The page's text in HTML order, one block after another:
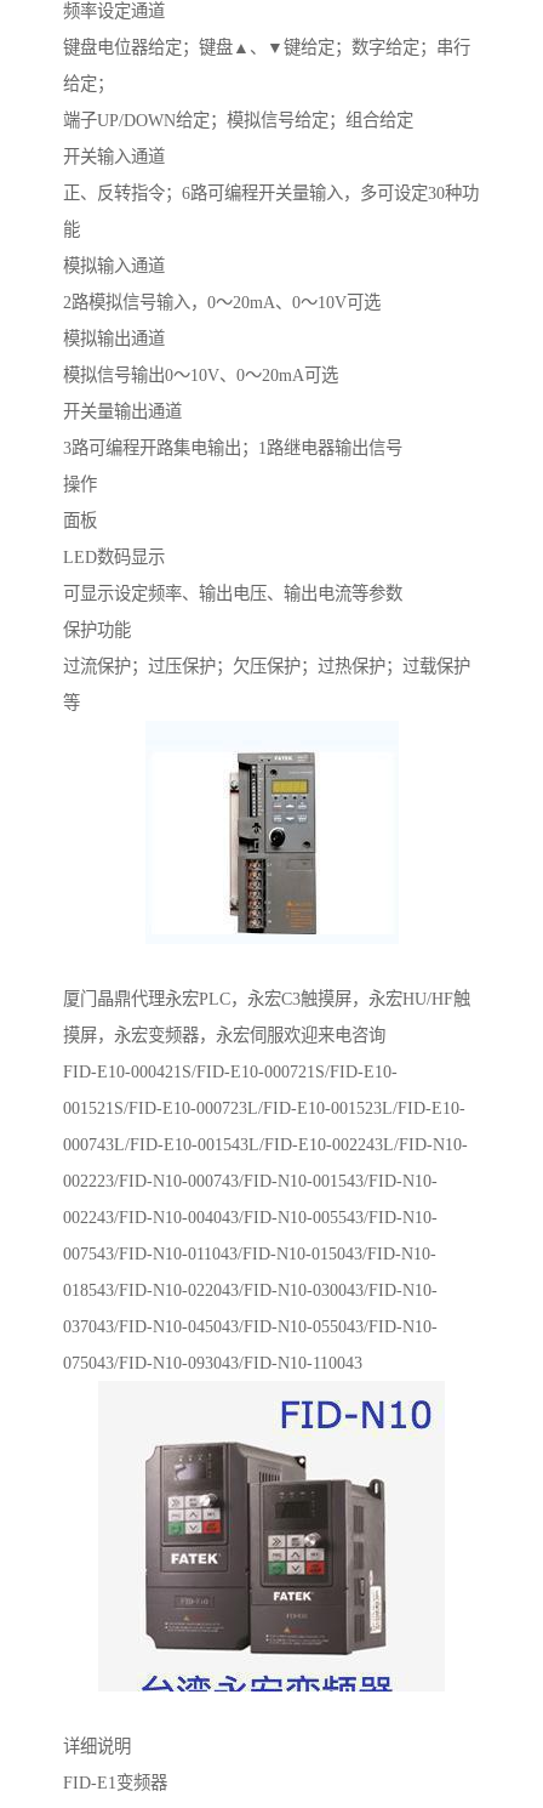
频率设定通道
键盘电位器给定；键盘▲、▼键给定；数字给定；串行
给定；
端子UP/DOWN给定；模拟信号给定；组合给定
开关输入通道
正、反转指令；6路可编程开关量输入，多可设定30种功
能
模拟输入通道
2路模拟信号输入，0～20mA、0～10V可选
模拟输出通道
模拟信号输出0～10V、0～20mA可选
开关量输出通道
3路可编程开路集电输出；1路继电器输出信号
操作
面板
LED数码显示
可显示设定频率、输出电压、输出电流等参数
保护功能
过流保护；过压保护；欠压保护；过热保护；过载保护
等
厦门晶鼎代理永宏PLC，永宏C3触摸屏，永宏HU/HF触
摸屏，永宏变频器，永宏伺服欢迎来电咨询
FID-E10-000421S/FID-E10-000721S/FID-E10-
001521S/FID-E10-000723L/FID-E10-001523L/FID-E10-
000743L/FID-E10-001543L/FID-E10-002243L/FID-N10-
002223/FID-N10-000743/FID-N10-001543/FID-N10-
002243/FID-N10-004043/FID-N10-005543/FID-N10-
007543/FID-N10-011043/FID-N10-015043/FID-N10-
018543/FID-N10-022043/FID-N10-030043/FID-N10-
037043/FID-N10-045043/FID-N10-055043/FID-N10-
075043/FID-N10-093043/FID-N10-110043
详细说明
FID-E1变频器